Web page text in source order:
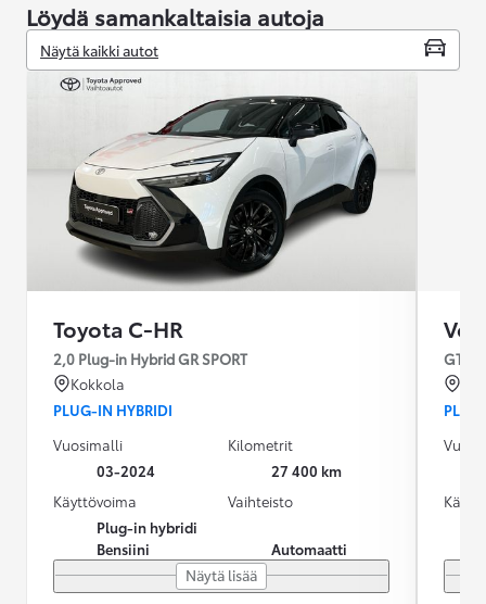
Löydä samankaltaisia autoja
Näytä kaikki autot
Toyota C-HR
2,0 Plug-in Hybrid GR SPORT
Kokkola
PLUG-IN HYBRIDI
Vuosimalli
03-2024
Kilometrit
27 400 km
Käyttövoima
Plug-in hybridi
Bensiini
Vaihteisto
Automaatti
Näytä lisää
GTE